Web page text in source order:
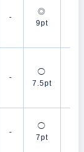
-
◎
9pt
-
◯
7.5pt
-
◯
7pt